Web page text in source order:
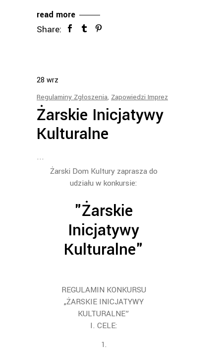
read more
Share:
28 wrz
Regulaminy Zgłoszenia, Zapowiedzi Imprez
Żarskie Inicjatywy
Kulturalne
Żarski Dom Kultury zaprasza do
udziału w konkursie:
"Żarskie
Inicjatywy
Kulturalne"
REGULAMIN KONKURSU
„ŻARSKIE INICJATYWY
KULTURALNE”
I. CELE: